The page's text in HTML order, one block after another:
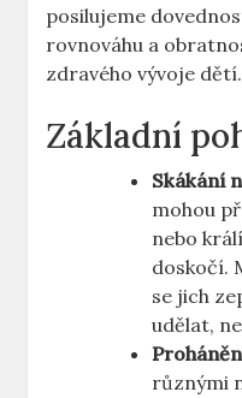
posilujeme
rovnováhu a
zdravého vývoje dětí.
Základní
Skákání
mohou
nebo
doskočí.
se jich
udělat,
různými